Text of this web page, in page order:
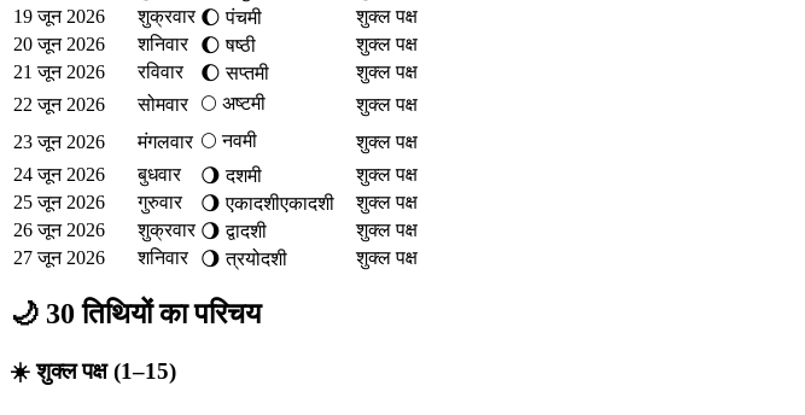
19 जून 2026
शुक्रवार 🌔 पंचमी
शुक्ल पक्ष
20 जून 2026
शनिवार 🌔 षष्ठी
शुक्ल पक्ष
21 जून 2026
रविवार 🌔 सप्तमी
शुक्ल पक्ष
22 जून 2026
सोमवार 🌕 अष्टमी
शुक्ल पक्ष
23 जून 2026
मंगलवार 🌕 नवमी
शुक्ल पक्ष
24 जून 2026
बुधवार 🌖 दशमी
शुक्ल पक्ष
25 जून 2026
गुरुवार 🌖 एकादशीएकादशी
शुक्ल पक्ष
26 जून 2026
शुक्रवार 🌖 द्वादशी
शुक्ल पक्ष
27 जून 2026
शनिवार 🌖 त्रयोदशी शुक्ल पक्ष
🌙 30 तिथियों का परिचय
☀️ शुक्ल पक्ष (1–15)